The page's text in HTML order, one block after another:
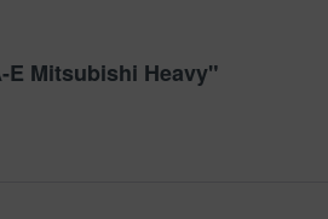
E Mitsubishi Heavy"